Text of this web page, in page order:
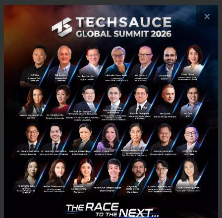
Evusheld ได้รับอนุญาตให้นำมาใช้ และจำหน่ายในหลาย
ประเทศทั่วโลกจากการศึกษา พรูฟเวนท์ (PROVENT)
ระยะที่ 3 ในการป้องกันก่อนการสัมผัสเชื้อมีข้อมูลเบื้อง
ต้น สนับสนุนว่า Evusheld ที่ได้รับการขึ้นทะเบียนให้นำมา
ใช้ในภาวะฉุกเฉินในสหรัฐอเมริกา แสดงถึงการลดความ
เสี่ยงจากการเกิดโรคโควิด-19 แบบมีอาการอย่างมีนัย
สำคัญทางสถิติ (77% ของการวิเคราะห์เบื้องต้น 83% การ
วิเคราะห์มัธยฐานที่งระยะเวลา 6 เดือน) เมื่อเทียบกับกลุ่ม
ที่ได้รับยาหลอก (Placebo) การทดลองนี้แสดงให้เห็นถึง
การป้องกันไวรัสที่ยาวนานอย่างน้อย 6 เดือน ยังคงจำเป็น
ต้องมีการศึกษาติดตามเพิ่มเติมเพื่อกำหนดระยะเวลาที่
Evusheld สามารถป้องกันได้ต่อไป
เดือนตุลาคม 2564 แอสตร้าเซนเนก้าได้ประกาศผลลัพธ์ที่
จากการทดลองแท็คเคิล (TACKLE) การศึกษาระยะที่ 3
×